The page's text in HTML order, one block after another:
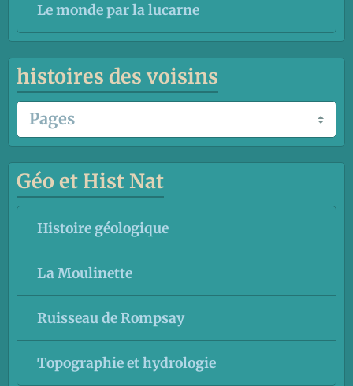
Le monde par la lucarne
histoires des voisins
Géo et Hist Nat
Histoire géologique
La Moulinette
Ruisseau de Rompsay
Topographie et hydrologie